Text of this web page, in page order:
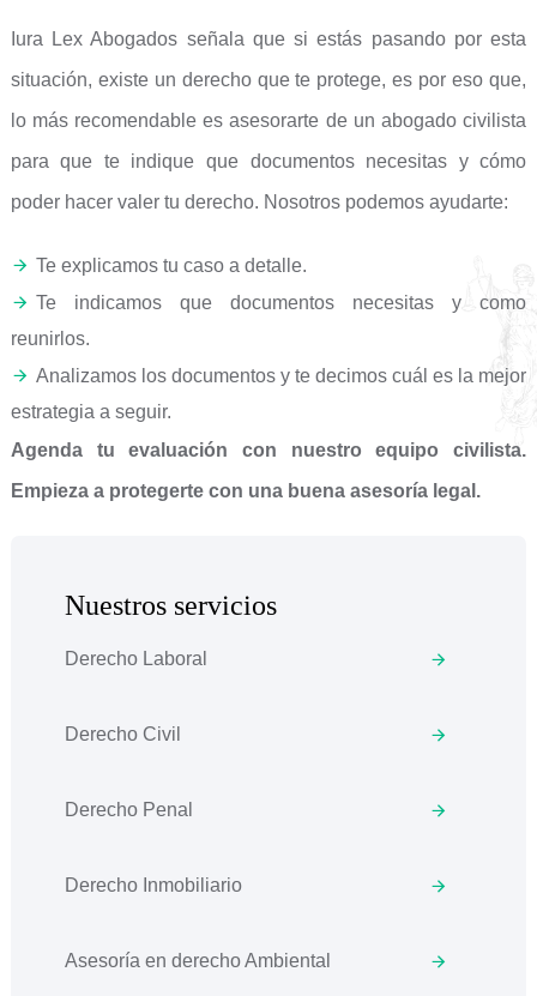
Iura Lex Abogados señala que si estás pasando por esta
situación, existe un derecho que te protege, es por eso que,
lo más recomendable es asesorarte de un abogado civilista
para que te indique que documentos necesitas y cómo
poder hacer valer tu derecho. Nosotros podemos ayudarte:
Te explicamos tu caso a detalle.
Te indicamos que documentos necesitas y como
reunirlos.
Analizamos los documentos y te decimos cuál es la mejor
estrategia a seguir.
Agenda tu evaluación con nuestro equipo civilista.
Empieza a protegerte con una buena asesoría legal.
Nuestros servicios
Derecho Laboral
Derecho Civil
Derecho Penal
Derecho Inmobiliario
Asesoría en derecho Ambiental